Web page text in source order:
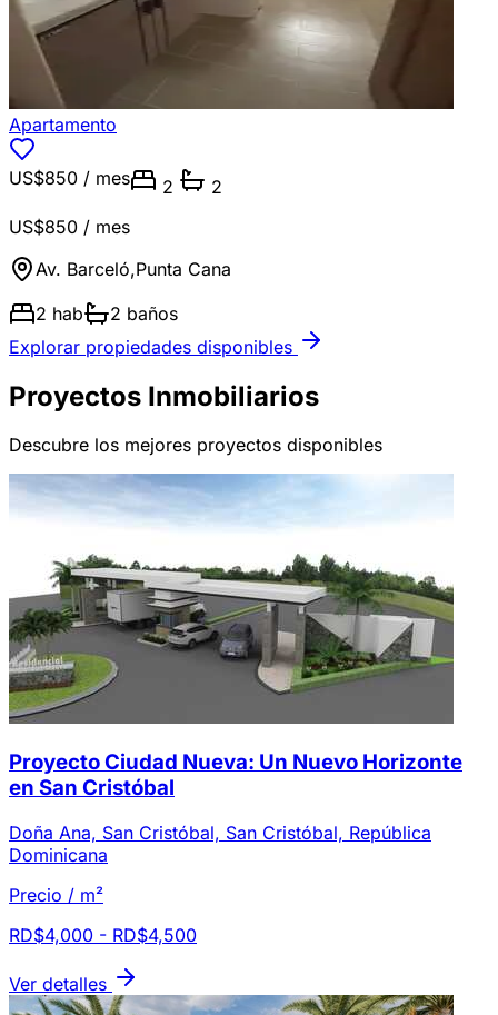
Apartamento
US$850 / mes 2
2
US$850 / mes
Av. Barceló,Punta Cana
2 hab 2 baños
Explorar propiedades disponibles
Proyectos Inmobiliarios
Descubre los mejores proyectos disponibles
Proyecto Ciudad Nueva: Un Nuevo Horizonte
en San Cristóbal
Doña Ana, San Cristóbal, San Cristóbal, República
Dominicana
Precio / m²
RD$4,000 - RD$4,500
Ver detalles